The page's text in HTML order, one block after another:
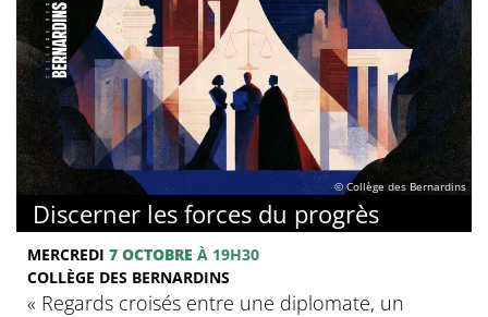
© Collège des Bernardins
Discerner les forces du progrès
MERCREDI 7 OCTOBRE À 19H30
COLLÈGE DES BERNARDINS
‍« Regards croisés entre une diplomate, un